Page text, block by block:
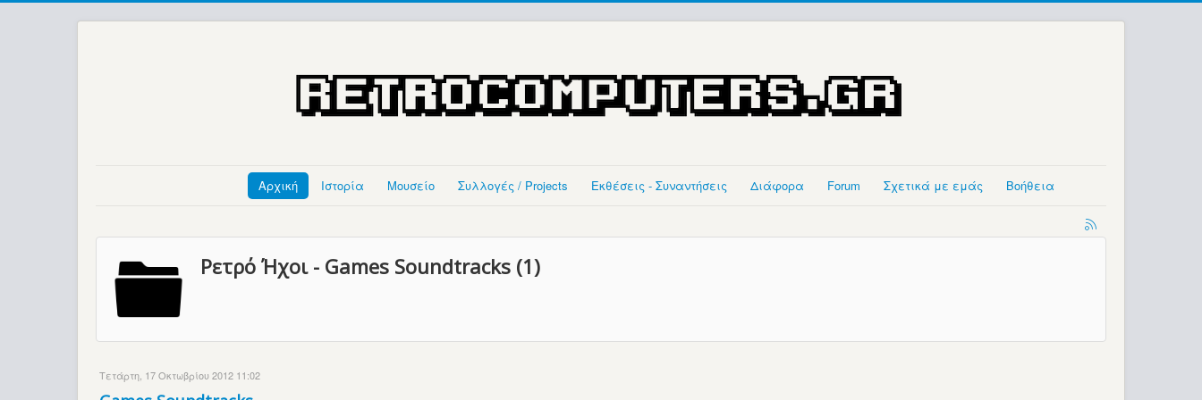
Αρχική Ιστορία Μουσείο Συλλογές / Projects Εκθέσεις - Συναντήσεις Διάφορα Forum Σχετικά με εμάς Βοήθεια
Ρετρό Ήχοι - Games Soundtracks (1)
Τετάρτη, 17 Οκτωβρίου 2012 11:02